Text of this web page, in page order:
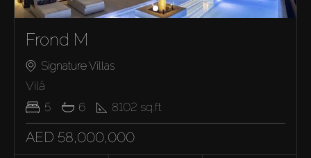
Frond M
Signature Villas
Vilă
5
6 8102 sq.ft
AED 58,000,000